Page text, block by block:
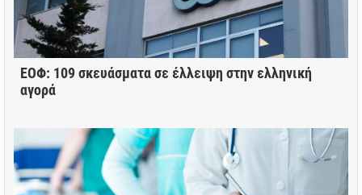
ΕΟΦ: 109 σκευάσματα σε έλλειψη στην ελληνική
αγορά